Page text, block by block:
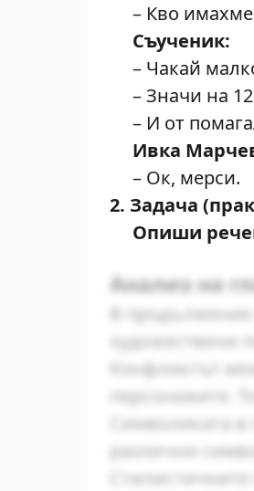
– Кво
Съученик:
– Чакай
– Значи на
– И от
Ивка
– Ок, мерси.
2. Задача
Опиши
Анализ на
В
художествени
Конфликтът
персонажите.
Символиката
различни